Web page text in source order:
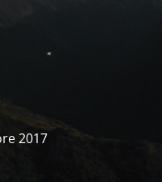
2017